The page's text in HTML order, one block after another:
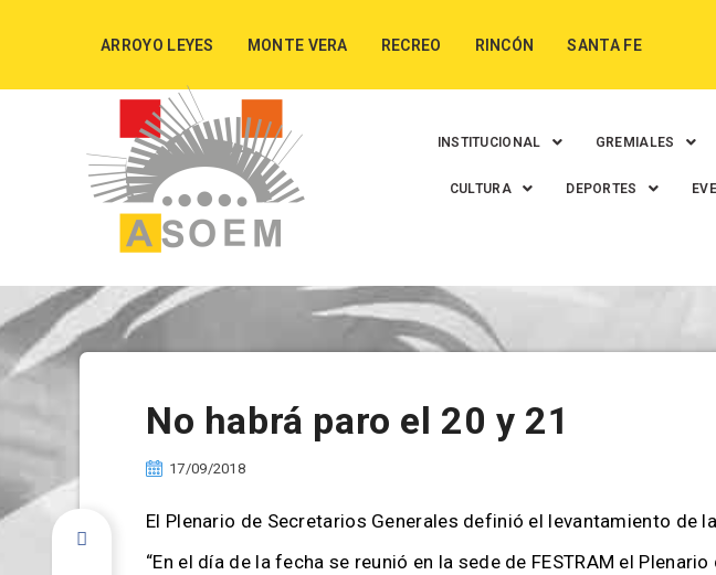
ARROYO LEYES MONTE VERA RECREO RINCÓN SANTA FE
INSTITUCIONAL GREMIALES
CULTURA DEPORTES
No habrá paro el 20 y 21
17/09/2018
El Plenario de Secretarios Generales definió el levantamiento
“En el día de la fecha se reunió en la sede de FESTRAM el